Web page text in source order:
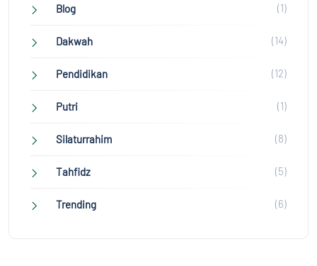
Blog (1)
Dakwah (14)
Pendidikan (12)
Putri (1)
Silaturrahim (8)
Tahfidz (5)
Trending (6)